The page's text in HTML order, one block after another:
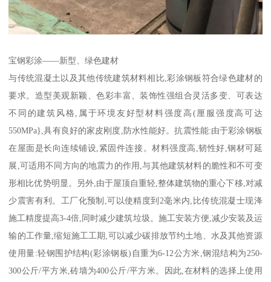
宝钢彩涂——新型、绿色建材
与传统混凝土以及其他传统建筑材料相比,彩涂钢板符合绿色建材的
要求。造型美观新颖、色彩丰富、装饰性强组合灵活多变、可表达
不同的建筑风格,属于环境友好型材料强度高(厘服强度高可达
550MPa},具有良好的家皮刚度,防水性能好。抗震性能:由于彩涂钢板
在屋面是长向连续铺设,紧固件连接。材料强度高,韧性好,钢材可延
展,可适用不同方向的地震力的作用,与其他建筑材料的脆性和不可变
形相比优势明显。另外,由于屋顶自重轻,整体建筑物的重心下移,对减
少震害有利。工厂化预制,可以使精度到2毫米内,比传统混凝士现洚
施工精度提高3-4倍,同时减少建筑垃圾。施工安装方便,减少安装及运
输的工作量,缩短施工工期,可以减少碳排放节约土地、水及其他资源
使用量:轻钢围护结构(彩涂钢板)自重为6-12公方米,钢混结构为250-
300公斤/平方米,砖墙为400公斤/平方米。因此,在材料的选择上使用